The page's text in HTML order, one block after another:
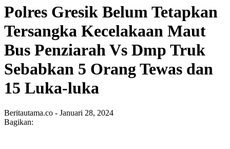
Polres Gresik Belum Tetapkan
Tersangka Kecelakaan Maut
Bus Penziarah Vs Dmp Truk
Sebabkan 5 Orang Tewas dan
15 Luka-luka
Beritautama.co - Januari 28, 2024
Bagikan: